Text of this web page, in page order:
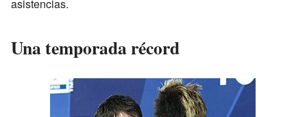
asistencias.
Una temporada récord